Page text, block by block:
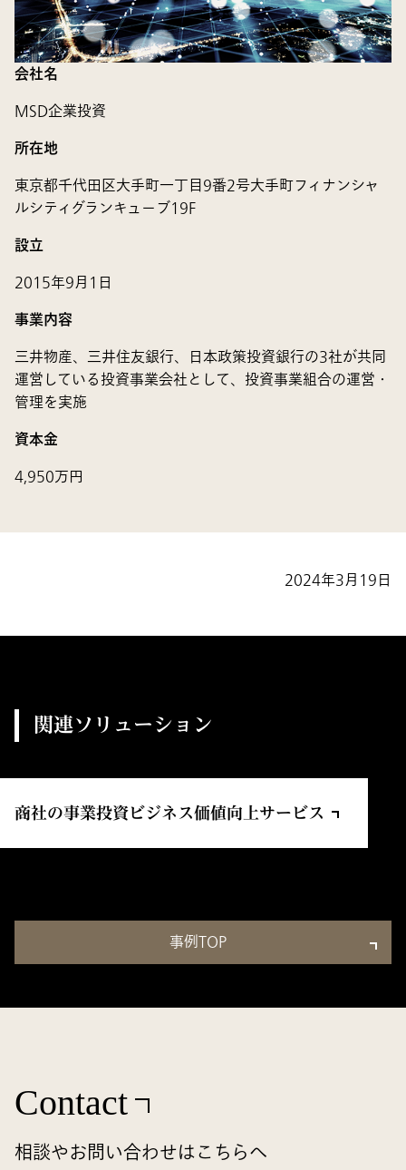
会社名
MSD企業投資
所在地
東京都千代田区大手町一丁目9番2号大手町フィナンシャ
ルシティグランキューブ19F
設立
2015年9月1日
事業内容
三井物産、三井住友銀行、日本政策投資銀行の3社が共同
運営している投資事業会社として、投資事業組合の運営・
管理を実施
資本金
4,950万円
2024年3月19日
関連ソリューション
商社の事業投資ビジネス価値向上サービス
事例TOP
Contact
相談やお問い合わせはこちらへ